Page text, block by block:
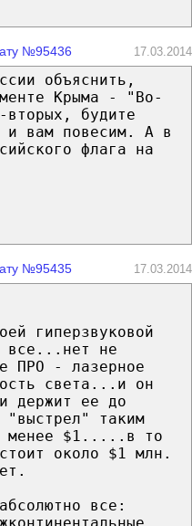
№95436 17.03.2014
объяснить,
Крыма - "Во-
будите
и вам повесим. А в
флага на
№95435 17.03.2014
гиперзвуковой
все...нет не
ПРО - лазерное
света...и он
держит ее до
"выстрел" таким
менее $1.....в то
около $1 млн.
все: